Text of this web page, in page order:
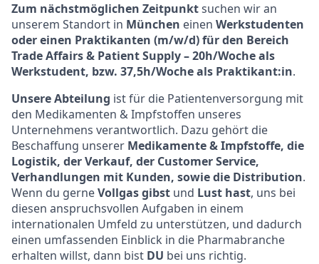
Zum nächstmöglichen Zeitpunktsuchen wir an
unserem Standort in München einen Werkstudenten
oder einen Praktikanten (m/w/d) für den Bereich
Trade Affairs & Patient Supply – 20h/Woche als
Werkstudent, bzw. 37,5h/Woche als Praktikant:in.
Unsere Abteilung ist für die Patientenversorgung mit
den Medikamenten & Impfstoffen unseres
Unternehmens verantwortlich. Dazu gehört die
Beschaffung unserer Medikamente & Impfstoffe, die
Logistik, der Verkauf, der Customer Service,
Verhandlungen mit Kunden, sowie die Distribution.
Wenn du gerneVollgas gibst und Lust hast, uns bei
diesen anspruchsvollen Aufgaben in einem
internationalen Umfeld zu unterstützen, und dadurch
einen umfassenden Einblick in die Pharmabranche
erhalten willst, dann bist DU bei uns richtig.